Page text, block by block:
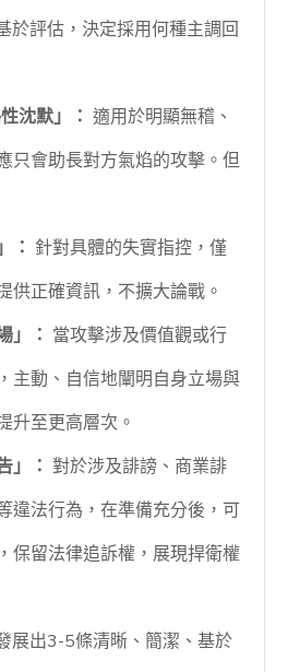
於評估，決定採用何種主調回
沈默」： 適用於明顯無稽、
只會助長對方氣焰的攻擊。但
： 針對具體的失實指控，僅
供正確資訊，不擴大論戰。
」： 當攻擊涉及價值觀或行
主動、自信地闡明自身立場與
升至更高層次。
」： 對於涉及誹謗、商業誹
違法行為，在準備充分後，可
保留法律追訴權，展現捍衛權
展出3-5條清晰、簡潔、基於